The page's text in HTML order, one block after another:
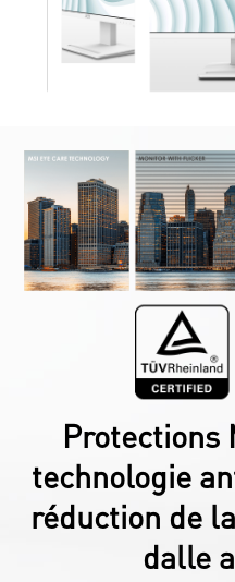
Protections
technologie
réduction de
dalle